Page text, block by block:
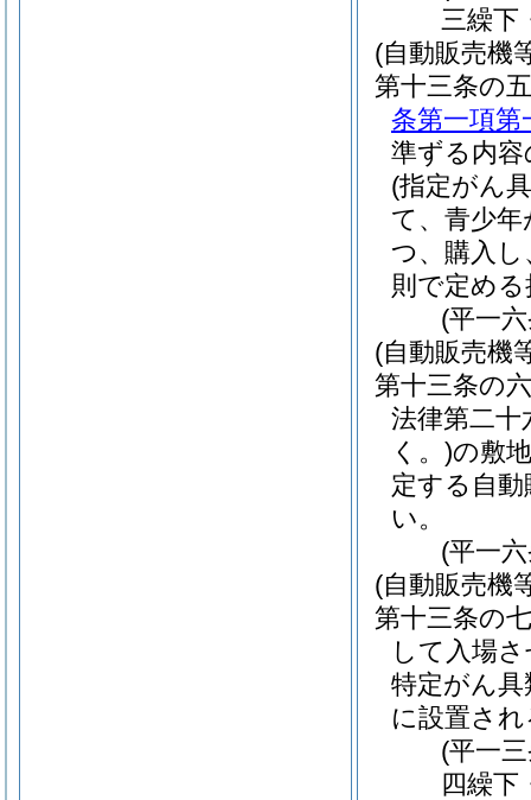
三繰下
(自動販売機
第十三条の五
条第一項第
準ずる内容
(指定がん
て、青少
つ、購入
則で定め
(平一
(自動販売機
第十三条の六
法律第二十
く。)の敷
定する自
い。
(平一
(自動販売機
第十三条の七
して入場
特定がん
に設置さ
(平一
四繰下